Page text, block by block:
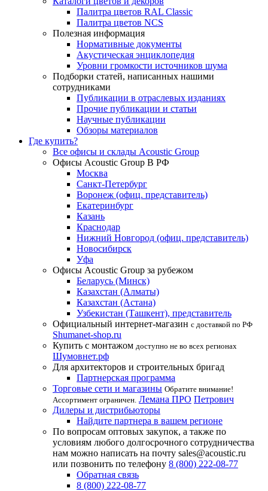
Палитра цветов RAL Сlassic
Палитра цветов NCS
Полезная информация
Нормативные документы
Акустическая энциклопедия
Уровни громкости источников шума
Подборки статей, написанных нашими
сотрудниками
Публикации в отраслевых изданиях
Прочие публикации и статьи
Научные публикации
Обзоры материалов
Где купить?
Все офисы и склады Acoustic Group
Офисы Acoustic Group В РФ
Москва
Санкт-Петербург
Воронеж (офиц. представитель)
Екатеринбург
Казань
Краснодар
Нижний Новгород (офиц. представитель)
Новосибирск
Уфа
Офисы Acoustic Group за рубежом
Беларусь (Минск)
Казахстан (Алматы)
Казахстан (Астана)
Узбекистан (Ташкент), представитель
Официальный интернет-магазин с доставкой по РФ
Shumanet-shop.ru
Купить с монтажом доступно не во всех регионах
Шумовнет.рф
Для архитекторов и строительных бригад
Партнерская программа
Торговые сети и магазины Обратите внимание!
Ассортимент ограничен. Лемана ПРО Петрович
Дилеры и дистрибьюторы
Найдите партнера в вашем регионе
По вопросам оптовых закупок, а также по
условиям любого долгосрочного сотрудничества
нам можно написать на почту sales@acoustic.ru
или позвонить по телефону 8 (800) 222-08-77
Обратная связь
8 (800) 222-08-77